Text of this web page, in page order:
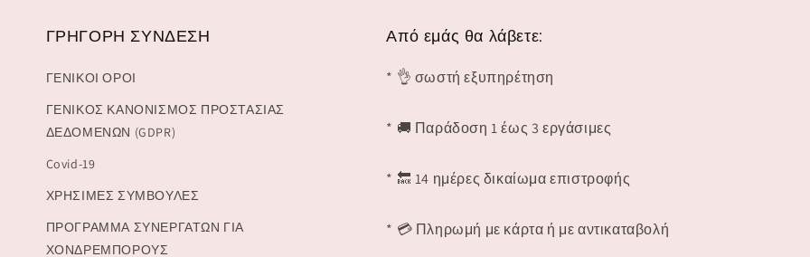
ΓΡΗΓΟΡΗ ΣΥΝΔΕΣΗ
ΓΕΝΙΚΟΙ ΟΡΟΙ
ΓΕΝΙΚΟΣ ΚΑΝΟΝΙΣΜΟΣ ΠΡΟΣΤΑΣΙΑΣ
ΔΕΔΟΜΕΝΩΝ (GDPR)
Covid-19
ΧΡΗΣΙΜΕΣ ΣΥΜΒΟΥΛΕΣ
ΠΡΟΓΡΑΜΜΑ ΣΥΝΕΡΓΑΤΩΝ ΓΙΑ
ΧΟΝΔΡΕΜΠΟΡΟΥΣ
Από εμάς θα λάβετε:
* 👌 σωστή εξυπηρέτηση
* 🚚 Παράδοση 1 έως 3 εργάσιμες
* 🔙 14 ημέρες δικαίωμα επιστροφής
* 💳 Πληρωμή με κάρτα ή με αντικαταβολή